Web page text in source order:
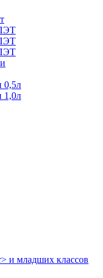
0,5л
1,0л
и младших классов